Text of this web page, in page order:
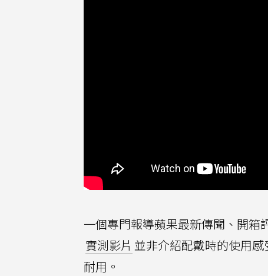
一個專門報導蘋果最新傳聞、開箱
實測影片 並非介紹配戴時的使用
耐用。